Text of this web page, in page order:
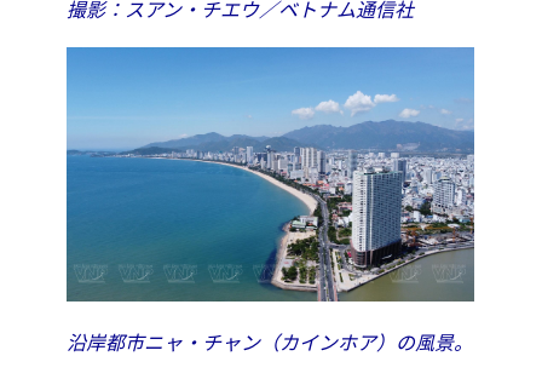
撮影：スアン・チエウ／ベトナム通信社
沿岸都市ニャ・チャン（カインホア）の風景。